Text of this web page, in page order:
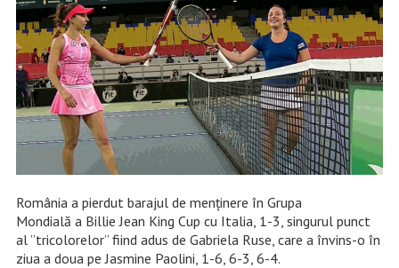
România a pierdut barajul de menținere în Grupa
Mondială a Billie Jean King Cup cu Italia, 1-3, singurul punct
al ”tricolorelor” fiind adus de Gabriela Ruse, care a învins-o în
ziua a doua pe Jasmine Paolini, 1-6, 6-3, 6-4.